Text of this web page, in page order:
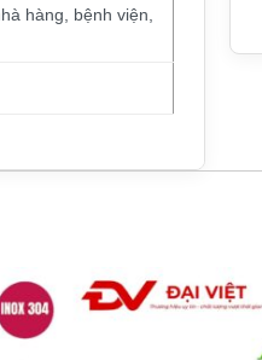
hàng, bệnh viện,